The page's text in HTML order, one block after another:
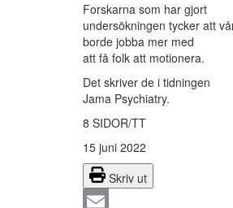
Forskarna som har gjort
undersökningen tycker att
borde jobba mer med
att få folk att motionera.
Det skriver de i tidningen
Jama Psychiatry.
8 SIDOR/TT
15 juni 2022
Skriv ut